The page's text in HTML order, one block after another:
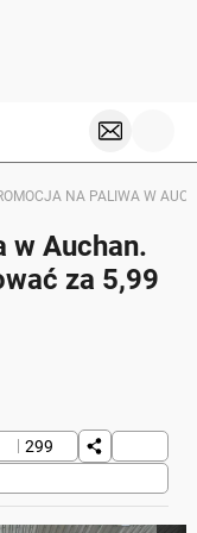
NA PALIWA W
w Auchan.
za 5,99
299